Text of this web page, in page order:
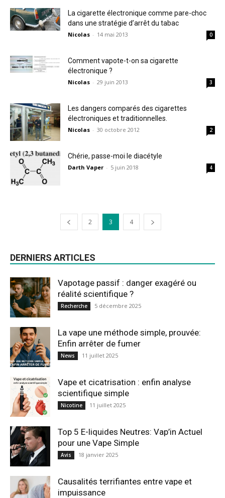
La cigarette électronique comme pare-choc
dans une stratégie d’arrêt du tabac
Nicolas - 14 mai 2013 0
Comment vapote-t-on sa cigarette
électronique ?
Nicolas - 29 juin 2013 3
Les dangers comparés des cigarettes
électroniques et traditionnelles.
Nicolas - 30 octobre 2012 2
Chérie, passe-moi le diacétyle
Darth Vaper - 5 juin 2018 4
2 3 4
DERNIERS ARTICLES
Vapotage passif : danger exagéré ou
réalité scientifique ?
Recherche 5 décembre 2025
La vape une méthode simple, prouvée:
Enfin arrêter de fumer
News 11 juillet 2025
Vape et cicatrisation : enfin analyse
scientifique simple
Nicotine 11 juillet 2025
Top 5 E-liquides Neutres: Vap’in Actuel
pour une Vape Simple
Avis 18 janvier 2025
Causalités terrifiantes entre vape et
impuissance